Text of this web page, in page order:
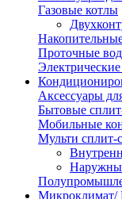
Газовые котлы
Проточные
Аксессуары
Бытовые
Мобильные
Мульти сплит-